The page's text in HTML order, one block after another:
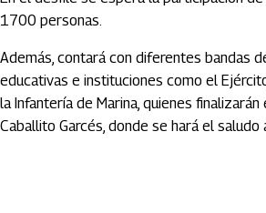
1700 personas.
Además, contará con diferentes bandas
educativas e instituciones como el
la Infantería de Marina, quienes
Caballito Garcés, donde se hará el saludo